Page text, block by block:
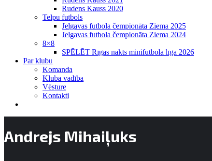
Rudens Kauss 2020
Telpu futbols
Jelgavas futbola čempionāta Ziema 2025
Jelgavas futbola čempionāta Ziema 2024
8×8
SPĒLĒT Rīgas nakts minifutbola līga 2026
Par klubu
Komanda
Kluba vadība
Vēsture
Kontakti
Andrejs Mihaiļuks